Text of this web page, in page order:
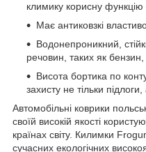
климику корисну функцію
Має антиковзкі
Водонепроникний,
речовин, таких як
Висота бортика по
захисту не тільки
Автомобільні коврики
своїй високій якості
країнах світу. Килимки
сучасних екологічних